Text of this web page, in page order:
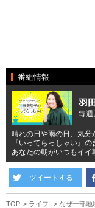
番組情報
羽
毎週
晴れの日や雨の日、気
『いってらっしゃい』の
あなたの朝がいつもイイ
ツイートする
TOP ライフ なぜ一部地